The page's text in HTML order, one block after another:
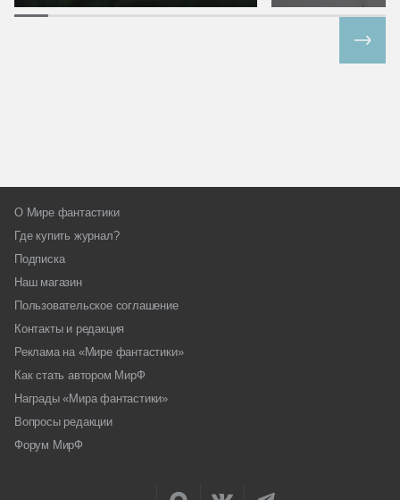
О Мире фантастики
Где купить журнал?
Подписка
Наш магазин
Пользовательское соглашение
Контакты и редакция
Реклама на «Мире фантастики»
Как стать автором МирФ
Награды «Мира фантастики»
Вопросы редакции
Форум МирФ